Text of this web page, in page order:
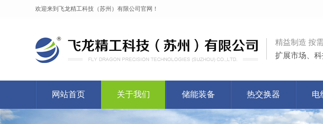
欢迎来到飞龙精工科技（苏州）有限公司官网！
精益制造 按
扩展市场、
网站首页 关于我们 储能装备 热交换器 电